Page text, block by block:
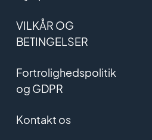
VILKÅR OG
BETINGELSER
Fortrolighedspolitik
og GDPR
Kontakt os